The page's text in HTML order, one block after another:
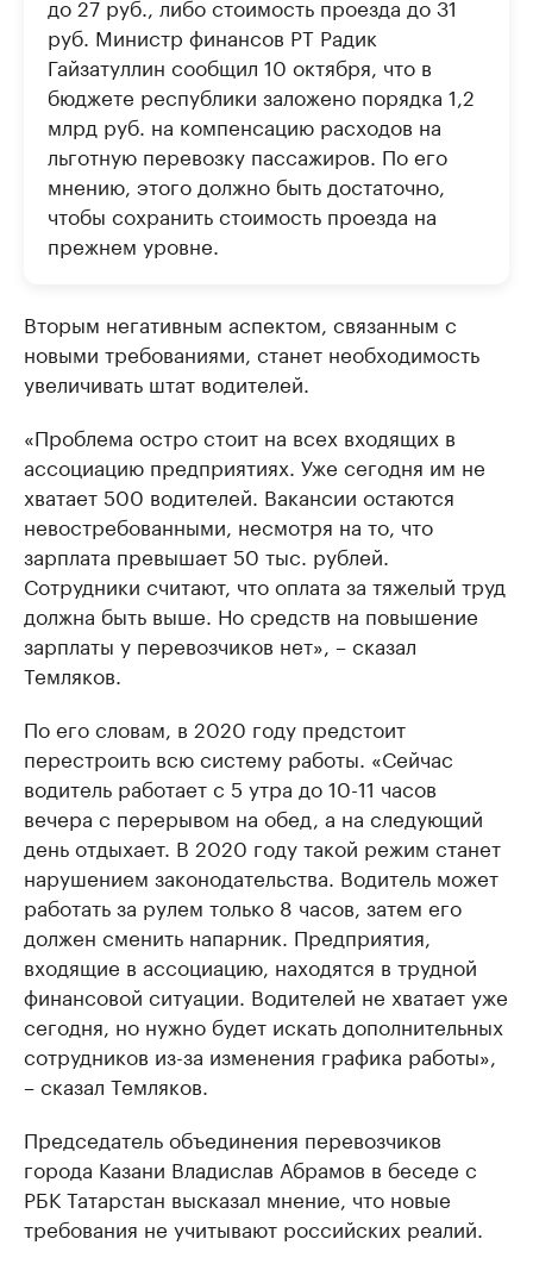
до 27 руб., либо стоимость проезда до 31
руб. Министр финансов РТ Радик
Гайзатуллин сообщил 10 октября, что в
бюджете республики заложено порядка 1,2
млрд руб. на компенсацию расходов на
льготную перевозку пассажиров. По его
мнению, этого должно быть достаточно,
чтобы сохранить стоимость проезда на
прежнем уровне.
Вторым негативным аспектом, связанным с
новыми требованиями, станет необходимость
увеличивать штат водителей.
«Проблема остро стоит на всех входящих в
ассоциацию предприятиях. Уже сегодня им не
хватает 500 водителей. Вакансии остаются
невостребованными, несмотря на то, что
зарплата превышает 50 тыс. рублей.
Сотрудники считают, что оплата за тяжелый труд
должна быть выше. Но средств на повышение
зарплаты у перевозчиков нет», – сказал
Темляков.
По его словам, в 2020 году предстоит
перестроить всю систему работы. «Сейчас
водитель работает с 5 утра до 10-11 часов
вечера с перерывом на обед, а на следующий
день отдыхает. В 2020 году такой режим станет
нарушением законодательства. Водитель может
работать за рулем только 8 часов, затем его
должен сменить напарник. Предприятия,
входящие в ассоциацию, находятся в трудной
финансовой ситуации. Водителей не хватает уже
сегодня, но нужно будет искать дополнительных
сотрудников из-за изменения графика работы»,
– сказал Темляков.
Председатель объединения перевозчиков
города Казани Владислав Абрамов в беседе с
РБК Татарстан высказал мнение, что новые
требования не учитывают российских реалий.